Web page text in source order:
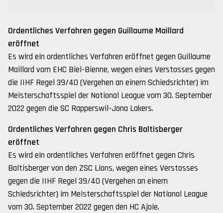
Ordentliches Verfahren gegen Guillaume Maillard
eröffnet
Es wird ein ordentliches Verfahren eröffnet gegen Guillaume
Maillard vom EHC Biel-Bienne, wegen eines Verstosses gegen
die IIHF Regel 39/40 (Vergehen an einem Schiedsrichter) im
Meisterschaftsspiel der National League vom 30. September
2022 gegen die SC Rapperswil-Jona Lakers.
Ordentliches Verfahren gegen Chris Baltisberger
eröffnet
Es wird ein ordentliches Verfahren eröffnet gegen Chris
Baltisberger von den ZSC Lions, wegen eines Verstosses
gegen die IIHF Regel 39/40 (Vergehen an einem
Schiedsrichter) im Meisterschaftsspiel der National League
vom 30. September 2022 gegen den HC Ajoie.